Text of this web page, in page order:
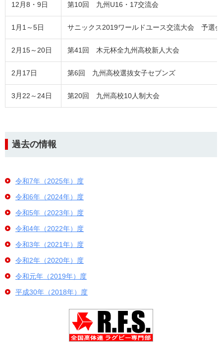
12月8・9日 第10回 九州U16・17交流会
1月1～5日 サニックス2019ワールドユース交流大会 予選会
2月15～20日 第41回 木元杯全九州高校新人大会
2月17日 第6回 九州高校選抜女子セブンズ
3月22～24日 第20回 九州高校10人制大会
過去の情報
令和7年（2025年）度
令和6年（2024年）度
令和5年（2023年）度
令和4年（2022年）度
令和3年（2021年）度
令和2年（2020年）度
令和元年（2019年）度
平成30年（2018年）度